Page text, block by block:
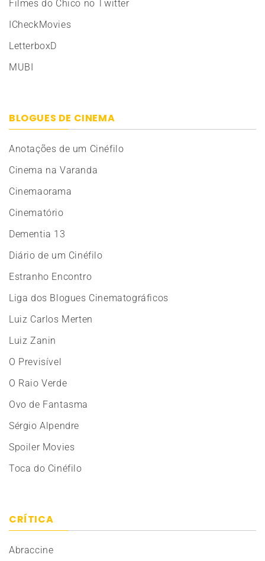
Filmes do Chico no Twitter
ICheckMovies
LetterboxD
MUBI
BLOGUES DE CINEMA
Anotações de um Cinéfilo
Cinema na Varanda
Cinemaorama
Cinematório
Dementia 13
Diário de um Cinéfilo
Estranho Encontro
Liga dos Blogues Cinematográficos
Luiz Carlos Merten
Luiz Zanin
O Previsível
O Raio Verde
Ovo de Fantasma
Sérgio Alpendre
Spoiler Movies
Toca do Cinéfilo
CRÍTICA
Abraccine